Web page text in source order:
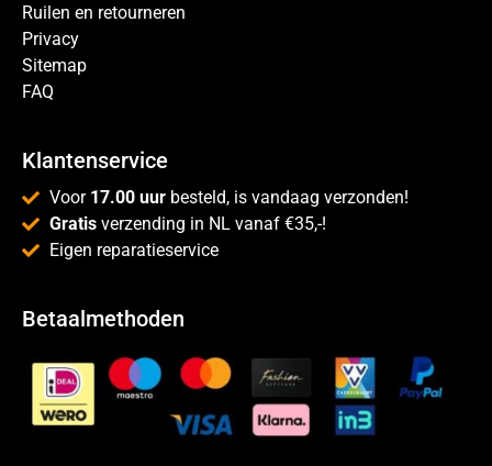
Ruilen en retourneren
Privacy
Sitemap
FAQ
Klantenservice
Voor 17.00 uur besteld, is vandaag verzonden!
Gratis verzending in NL vanaf €35,-!
Eigen reparatieservice
Betaalmethoden